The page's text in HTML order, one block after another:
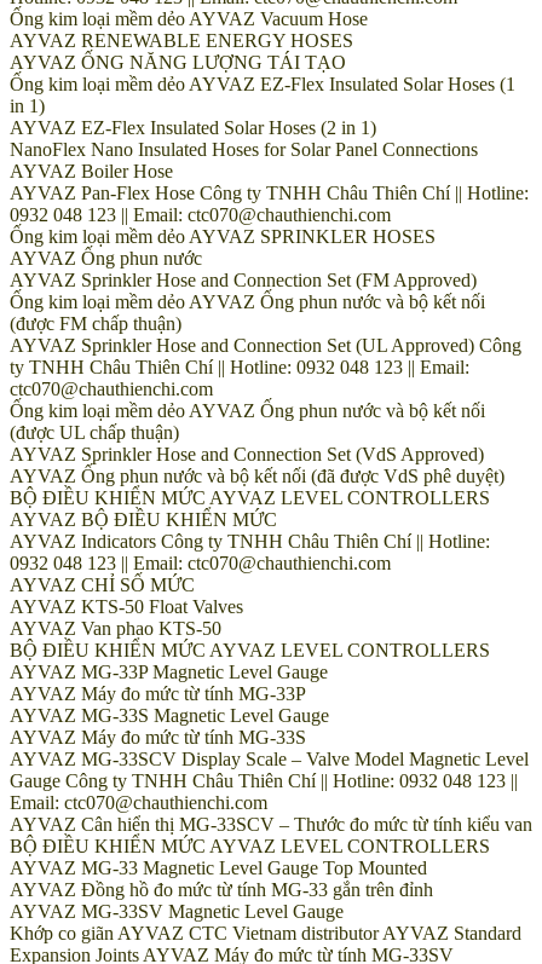
Ống kim loại mềm dẻo AYVAZ Vacuum Hose
AYVAZ RENEWABLE ENERGY HOSES
AYVAZ ỐNG NĂNG LƯỢNG TÁI TẠO
Ống kim loại mềm dẻo AYVAZ EZ-Flex Insulated Solar Hoses (1
in 1)
AYVAZ EZ-Flex Insulated Solar Hoses (2 in 1)
NanoFlex Nano Insulated Hoses for Solar Panel Connections
AYVAZ Boiler Hose
AYVAZ Pan-Flex Hose Công ty TNHH Châu Thiên Chí || Hotline:
0932 048 123 || Email: ctc070@chauthienchi.com
Ống kim loại mềm dẻo AYVAZ SPRINKLER HOSES
AYVAZ Ống phun nước
AYVAZ Sprinkler Hose and Connection Set (FM Approved)
Ống kim loại mềm dẻo AYVAZ Ống phun nước và bộ kết nối
(được FM chấp thuận)
AYVAZ Sprinkler Hose and Connection Set (UL Approved) Công
ty TNHH Châu Thiên Chí || Hotline: 0932 048 123 || Email:
ctc070@chauthienchi.com
Ống kim loại mềm dẻo AYVAZ Ống phun nước và bộ kết nối
(được UL chấp thuận)
AYVAZ Sprinkler Hose and Connection Set (VdS Approved)
AYVAZ Ống phun nước và bộ kết nối (đã được VdS phê duyệt)
BỘ ĐIỀU KHIỂN MỨC AYVAZ LEVEL CONTROLLERS
AYVAZ BỘ ĐIỀU KHIỂN MỨC
AYVAZ Indicators Công ty TNHH Châu Thiên Chí || Hotline:
0932 048 123 || Email: ctc070@chauthienchi.com
AYVAZ CHỈ SỐ MỨC
AYVAZ KTS-50 Float Valves
AYVAZ Van phao KTS-50
BỘ ĐIỀU KHIỂN MỨC AYVAZ LEVEL CONTROLLERS
AYVAZ MG-33P Magnetic Level Gauge
AYVAZ Máy đo mức từ tính MG-33P
AYVAZ MG-33S Magnetic Level Gauge
AYVAZ Máy đo mức từ tính MG-33S
AYVAZ MG-33SCV Display Scale – Valve Model Magnetic Level
Gauge Công ty TNHH Châu Thiên Chí || Hotline: 0932 048 123 ||
Email: ctc070@chauthienchi.com
AYVAZ Cân hiển thị MG-33SCV – Thước đo mức từ tính kiểu van
BỘ ĐIỀU KHIỂN MỨC AYVAZ LEVEL CONTROLLERS
AYVAZ MG-33 Magnetic Level Gauge Top Mounted
AYVAZ Đồng hồ đo mức từ tính MG-33 gắn trên đỉnh
AYVAZ MG-33SV Magnetic Level Gauge
Khớp co giãn AYVAZ CTC Vietnam distributor AYVAZ Standard
Expansion Joints AYVAZ Máy đo mức từ tính MG-33SV